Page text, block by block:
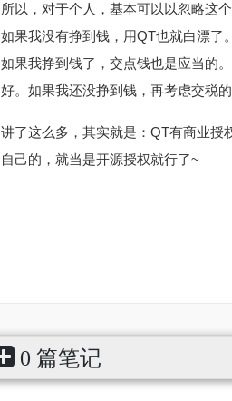
所以，对于个人，基本可以以忽略这个
如果我没有挣到钱，用QT也就白漂了。
如果我挣到钱了，交点钱也是应当的
好。如果我还没挣到钱，再考虑交税
讲了这么多，其实就是：QT有商业授
自己的，就当是开源授权就行了~
0 篇笔记